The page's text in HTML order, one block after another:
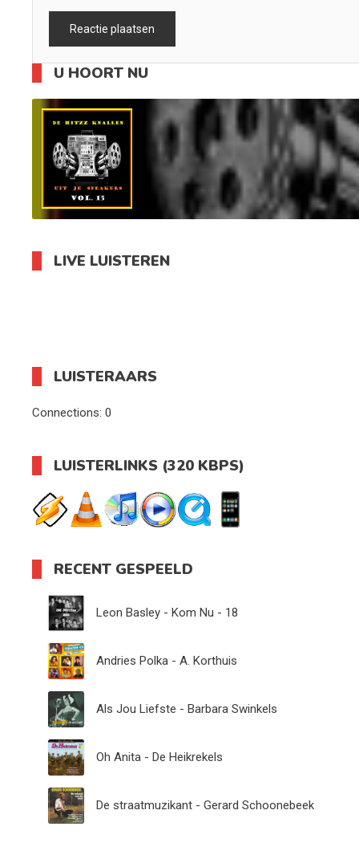
U HOORT NU
LIVE LUISTEREN
LUISTERAARS
Connections: 0
LUISTERLINKS (320 KBPS)
RECENT GESPEELD
Leon Basley - Kom Nu - 18
Andries Polka - A. Korthuis
Als Jou Liefste - Barbara Swinkels
Oh Anita - De Heikrekels
De straatmuzikant - Gerard Schoonebeek